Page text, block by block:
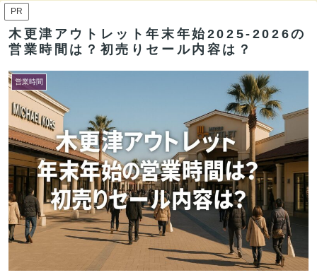
PR
木更津アウトレット年末年始2025-2026の
営業時間は？初売りセール内容は？
営業時間